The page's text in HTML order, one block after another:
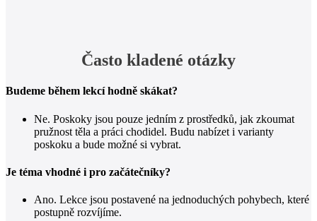
Často kladené otázky
Budeme během lekcí hodně skákat?
Ne. Poskoky jsou pouze jedním z prostředků, jak zkoumat
pružnost těla a práci chodidel. Budu nabízet i varianty
poskoku a bude možné si vybrat.
Je téma vhodné i pro začátečníky?
Ano. Lekce jsou postavené na jednoduchých pohybech, které
postupně rozvíjíme.